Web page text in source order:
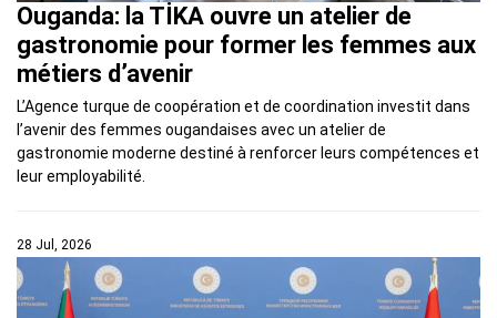
Ouganda: la TİKA ouvre un atelier de
gastronomie pour former les femmes aux
métiers d’avenir
L’Agence turque de coopération et de coordination investit dans
l’avenir des femmes ougandaises avec un atelier de
gastronomie moderne destiné à renforcer leurs compétences et
leur employabilité.
28 Jul, 2026